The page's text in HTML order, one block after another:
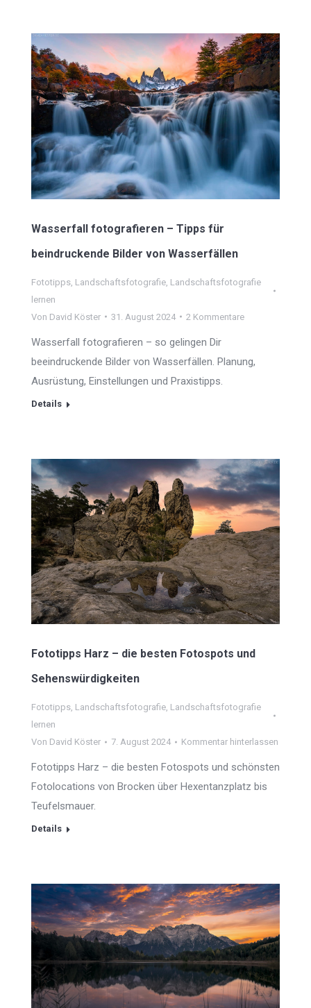
Wasserfall fotografieren – Tipps für
beindruckende Bilder von Wasserfällen
Fototipps Landschaftsfotografie Landschaftsfotografie
lernen
Von David Köster 31. August 2024 2 Kommentare
Wasserfall fotografieren – so gelingen Dir
beeindruckende Bilder von Wasserfällen. Planung,
Ausrüstung, Einstellungen und Praxistipps.
Details
Fototipps Harz – die besten Fotospots und
Sehenswürdigkeiten
Fototipps, Landschaftsfotografie, Landschaftsfotografie
lernen
Von David Köster 7. August 2024 Kommentar hinterlassen
Fototipps Harz – die besten Fotospots und schönsten
Fotolocations von Brocken über Hexentanzplatz bis
Teufelsmauer.
Details